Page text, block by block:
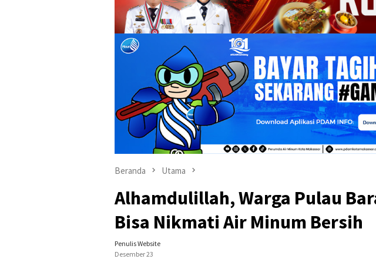
Beranda Utama
Alhamdulillah, Warga Pulau
Bisa Nikmati Air Minum Bersih
Penulis Website
Desember 23